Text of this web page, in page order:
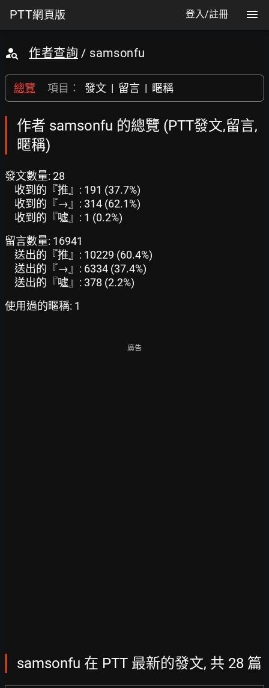
PTT網頁版 登入/註冊
作者查詢 / samsonfu
總覽 項目： 發文 | 留言 | 暱稱
作者 samsonfu 的總覽 (PTT發文,留言,
暱稱)
發文數量: 28
收到的『推』: 191 (37.7%)
收到的『→』: 314 (62.1%)
收到的『噓』: 1 (0.2%)
留言數量: 16941
送出的『推』: 10229 (60.4%)
送出的『→』: 6334 (37.4%)
送出的『噓』: 378 (2.2%)
使用過的暱稱: 1
廣告
samsonfu 在 PTT 最新的發文, 共 28 篇